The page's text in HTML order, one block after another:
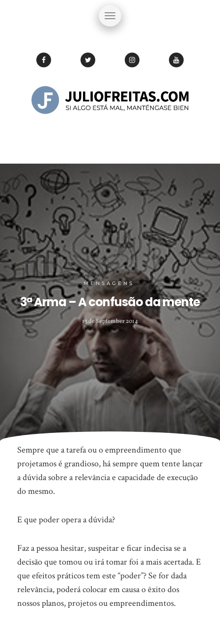
MENSAGENS
3ª Arma – A confusão da mente
13 de September 2014
3ª
Arma
–
A
confusão
mente
Sempre que a tarefa ou o empreendimento que
projetamos é grandioso, há sempre quem tente lançar
a dúvida sobre a relevância e capacidade de execução
do mesmo.
E que poder opera a dúvida?
Faz a pessoa hesitar, suspeitar e ficar indecisa se a
decisão que tomou ou irá tomar foi a mais acertada. E
que efeitos práticos tem este “poder”? Se for dada
relevância, poderá colocar em causa o êxito dos
nossos planos, projetos ou empreendimentos.